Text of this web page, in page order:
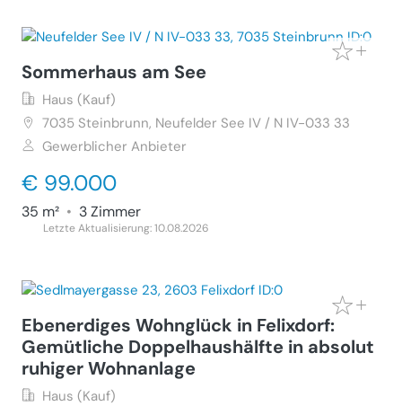
Sommerhaus am See
Haus (Kauf)
7035 Steinbrunn, Neufelder See IV / N IV-033 33
Gewerblicher Anbieter
€ 99.000
35 m² • 3 Zimmer
Letzte Aktualisierung: 10.08.2026
Ebenerdiges Wohnglück in Felixdorf:
Gemütliche Doppelhaushälfte in absolut
ruhiger Wohnanlage
Haus (Kauf)